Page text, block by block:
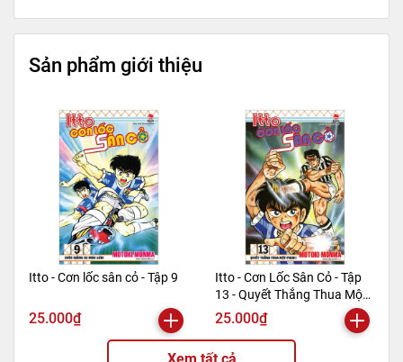
nhiều, mẹ đã vất vả rồi, mong mẹ sẽ sống thật hạnh
==========================================
Mã hàng
8935325026324
Tác giả
Gimgre
Tên NCC
AZ Việt Nam
Văn Học
Kích thước bao bì19 x 13 x 1.4 cm
Trọng lượng
310gr
Số trang
296
Sản phẩm giới thiệu
Itto - Cơn lốc sân cỏ - Tập 9
25.000₫
Itto - Cơn Lốc Sân Cỏ - Tập
13 - Quyết Thắng Thua Một
Phen!! (Tái Bản 2024)
25.000₫